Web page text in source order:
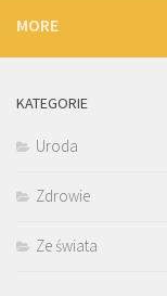
MORE
KATEGORIE
Uroda
Zdrowie
Ze świata